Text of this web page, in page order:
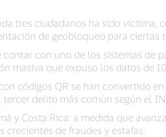
tres ciudadanos ha sido víctima,
de geobloqueo para ciertas
contar con uno de los sistemas de
masiva que expuso los datos de
códigos QR se han convertido
tercer delito más común según el
y Costa Rica: a medida que
crecientes de fraudes y estafas.